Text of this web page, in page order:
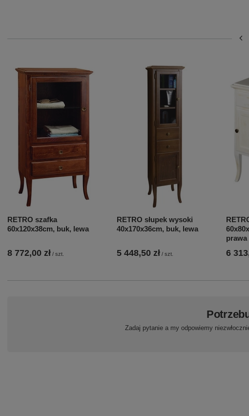
RETRO szafka
60x120x38cm, buk, lewa
8 772,00 zł / szt.
RETRO słupek wysoki
40x170x36cm, buk, lewa
5 448,50 zł / szt.
prawa
6
Zadaj pytanie a my odpowiemy